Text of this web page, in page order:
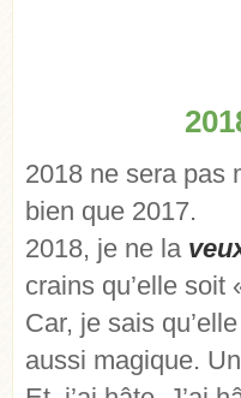
2018 ne sera pas
bien que 2017.
2018, je ne la
crains qu’elle soit
Car, je sais
aussi magique.